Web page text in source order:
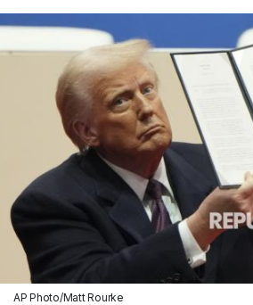
AP Photo/Matt Rourke